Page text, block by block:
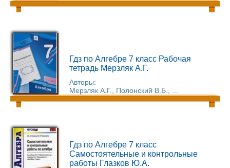
Гдз по Алгебре 7 класс Рабочая
тетрадь Мерзляк А.Г.
Авторы:
Мерзляк А.Г., Полонский В.Б., ...
Гдз по Алгебре 7 класс
Самостоятельные и контрольные
работы Глазков Ю.А.